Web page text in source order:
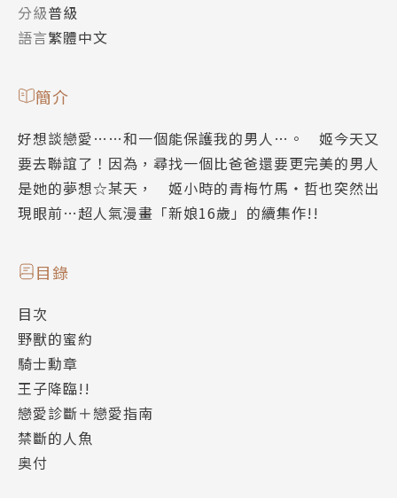
分級普級
語言繁體中文
簡介
好想談戀愛……和一個能保護我的男人…。 姬今天又
要去聯誼了！因為，尋找一個比爸爸還要更完美的男人
是她的夢想☆某天， 姬小時的青梅竹馬‧哲也突然出
現眼前…超人氣漫畫「新娘16歲」的續集作!!
目錄
目次
野獸的蜜約
騎士勳章
王子降臨!!
戀愛診斷＋戀愛指南
禁斷的人魚
奥付